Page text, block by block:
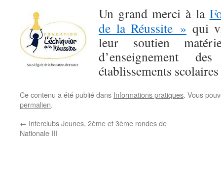
Un grand merci à la
de la Réussite » qui
leur soutien
d’enseignement
établissements
Ce contenu a été publié dans Informations pratiques. Vous
permalien.
← Interclubs Jeunes, 2ème et 3ème rondes de
Nationale III